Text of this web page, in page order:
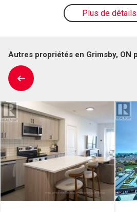
Plus de détails
Autres propriétés en Grimsby, ON